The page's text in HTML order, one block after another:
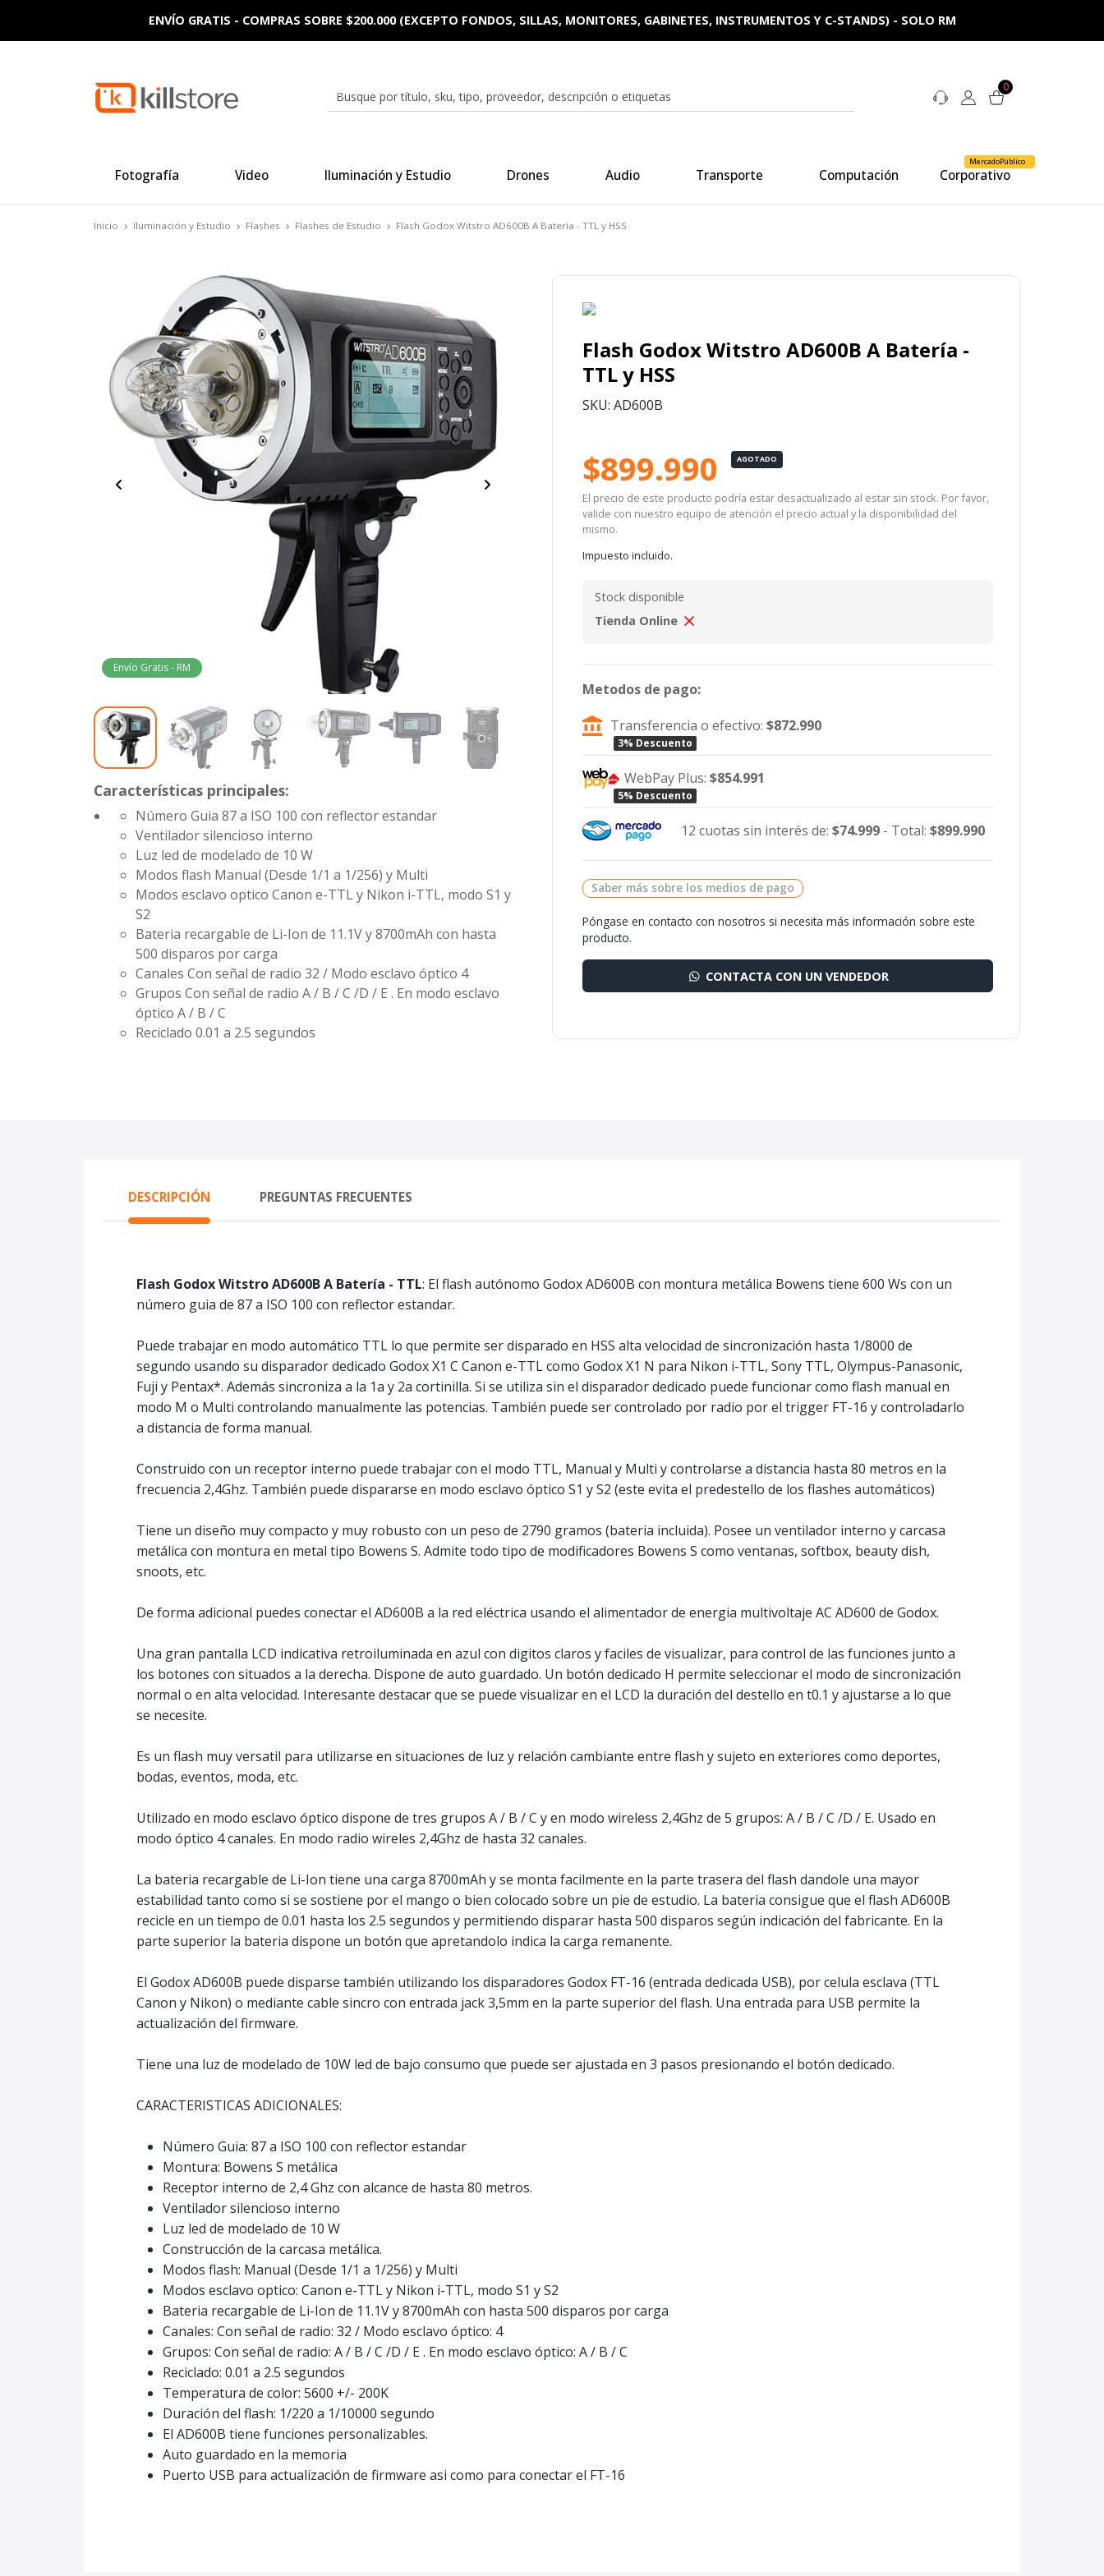
0
Fotografía Video Iluminación y Estudio Drones Audio Transporte Computación Corporativo
MercadoPúblico
ENVÍO GRATIS - COMPRAS SOBRE $200.000 (EXCEPTO FONDOS, SILLAS, MONITORES, GABINETES, INSTRUMENTOS Y C-STANDS) - SOLO RM
Inicio Iluminación y Estudio Flashes Flashes de Estudio Flash Godox Witstro AD600B A Batería - TTL y HSS
Envío Gratis - RM
Características principales:
Número Guia87 a ISO 100 con reflector estandar
Ventilador silencioso interno
Luz led de modelado de 10 W
Modos flash Manual (Desde 1/1 a 1/256) y Multi
Modos esclavo opticoCanon e-TTL y Nikon i-TTL, modo S1 y
S2
Bateria recargable de Li-Ion de 11.1V y 8700mAh con hasta
500 disparos por carga
CanalesCon señal de radio 32 / Modo esclavo óptico 4
GruposCon señal de radio A / B / C /D / E . En modo esclavo
óptico A / B / C
Reciclado0.01 a 2.5 segundos
Flash Godox Witstro AD600B A Batería -
TTL y HSS
SKU: AD600B
$899.990 AGOTADO
El precio de este producto podría estar desactualizado al estar sin stock. Por favor,
valide con nuestro equipo de atención el precio actual y la disponibilidad del
mismo.
Impuesto incluido.
Stock disponible
Tienda Online
Metodos de pago:
Transferencia o efectivo:$872.990
3% Descuento
WebPay Plus:$854.991
5% Descuento
12 cuotas sin interés de: $74.999- Total: $899.990
Saber más sobre los medios de pago
Póngase en contacto con nosotros si necesita más información sobre este
producto.
CONTACTA CON UN VENDEDOR
DESCRIPCIÓN PREGUNTAS FRECUENTES
Flash Godox Witstro AD600B A Batería - TTL: El flash autónomo Godox AD600B con montura metálica Bowens tiene 600 Ws con un
número guia de 87 a ISO 100 con reflector estandar.
Puede trabajar en modo automático TTL lo que permite ser disparado en HSS alta velocidad de sincronización hasta 1/8000 de
segundo usando su disparador dedicado Godox X1 C Canon e-TTL como Godox X1 N para Nikon i-TTL, Sony TTL, Olympus-Panasonic,
Fuji y Pentax*. Además sincroniza a la 1a y 2a cortinilla. Si se utiliza sin el disparador dedicado puede funcionar como flash manual en
modo M o Multi controlando manualmente las potencias. También puede ser controlado por radio por el trigger FT-16 y controladarlo
a distancia de forma manual.
Construido con un receptor interno puede trabajar con el modo TTL, Manual y Multi y controlarse a distancia hasta 80 metros en la
frecuencia 2,4Ghz. También puede dispararse en modo esclavo óptico S1 y S2 (este evita el predestello de los flashes automáticos)
Tiene un diseño muy compacto y muy robusto con un peso de 2790 gramos (bateria incluida). Posee un ventilador interno y carcasa
metálica con montura en metal tipo Bowens S. Admite todo tipo de modificadores Bowens S como ventanas, softbox, beauty dish,
snoots, etc.
De forma adicional puedes conectar el AD600B a la red eléctrica usando el alimentador de energia multivoltaje AC AD600 de Godox.
Una gran pantalla LCD indicativa retroiluminada en azul con digitos claros y faciles de visualizar, para control de las funciones junto a
los botones con situados a la derecha. Dispone de auto guardado. Un botón dedicado H permite seleccionar el modo de sincronización
normal o en alta velocidad. Interesante destacar que se puede visualizar en el LCD la duración del destello en t0.1 y ajustarse a lo que
se necesite.
Es un flash muy versatil para utilizarse en situaciones de luz y relación cambiante entre flash y sujeto en exteriores como deportes,
bodas, eventos, moda, etc.
Utilizado en modo esclavo óptico dispone de tres grupos A / B / C y en modo wireless 2,4Ghz de 5 grupos: A / B / C /D / E. Usado en
modo óptico 4 canales. En modo radio wireles 2,4Ghz de hasta 32 canales.
La bateria recargable de Li-Ion tiene una carga 8700mAh y se monta facilmente en la parte trasera del flash dandole una mayor
estabilidad tanto como si se sostiene por el mango o bien colocado sobre un pie de estudio. La bateria consigue que el flash AD600B
recicle en un tiempo de 0.01 hasta los 2.5 segundos y permitiendo disparar hasta 500 disparos según indicación del fabricante. En la
parte superior la bateria dispone un botón que apretandolo indica la carga remanente.
El Godox AD600B puede disparse también utilizando los disparadores Godox FT-16 (entrada dedicada USB), por celula esclava (TTL
Canon y Nikon) o mediante cable sincro con entrada jack 3,5mm en la parte superior del flash. Una entrada para USB permite la
actualización del firmware.
Tiene una luz de modelado de 10W led de bajo consumo que puede ser ajustada en 3 pasos presionando el botón dedicado.
CARACTERISTICAS ADICIONALES:
Número Guia: 87 a ISO 100 con reflector estandar
Montura: Bowens S metálica
Receptor interno de 2,4 Ghz con alcance de hasta 80 metros.
Ventilador silencioso interno
Luz led de modelado de 10 W
Construcción de la carcasa metálica.
Modos flash: Manual (Desde 1/1 a 1/256) y Multi
Modos esclavo optico: Canon e-TTL y Nikon i-TTL, modo S1 y S2
Bateria recargable de Li-Ion de 11.1V y 8700mAh con hasta 500 disparos por carga
Canales: Con señal de radio: 32 / Modo esclavo óptico: 4
Grupos: Con señal de radio: A / B / C /D / E . En modo esclavo óptico: A / B / C
Reciclado: 0.01 a 2.5 segundos
Temperatura de color: 5600 +/- 200K
Duración del flash: 1/220 a 1/10000 segundo
El AD600B tiene funciones personalizables.
Auto guardado en la memoria
Puerto USB para actualización de firmware asi como para conectar el FT-16